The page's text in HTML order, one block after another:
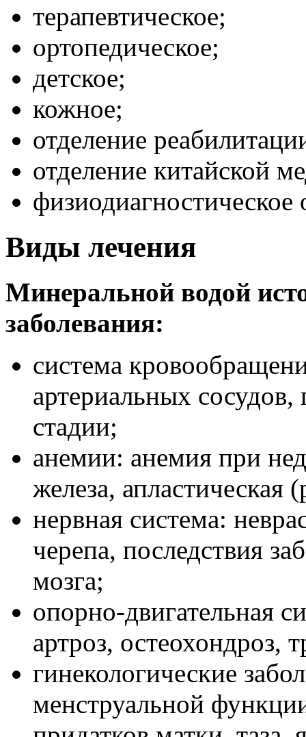
терапевтическое;
ортопедическое;
детское;
кожное;
отделение
отделение китайской
физиодиагностическое
Виды лечения
Минеральной водой
заболевания:
система
артериальных
стадии;
анемии: анемия при
железа, апластическая
нервная система:
черепа, последствия
мозга;
опорно-двигательная
артроз, остеохондроз,
гинекологические
менструальной